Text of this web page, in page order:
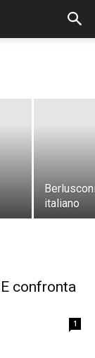
italiano
confronta
1